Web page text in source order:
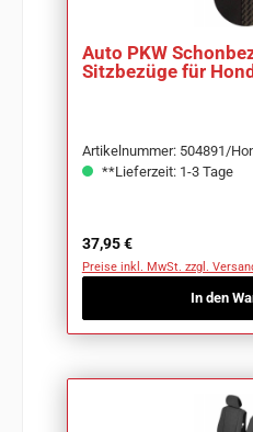
Auto PKW
Sitzbezüge für
Artikelnummer: 504891/
**Lieferzeit: 1-3 Tage
Regulärer Preis:
37,95 €
Preise inkl. MwSt. zzgl.
In den